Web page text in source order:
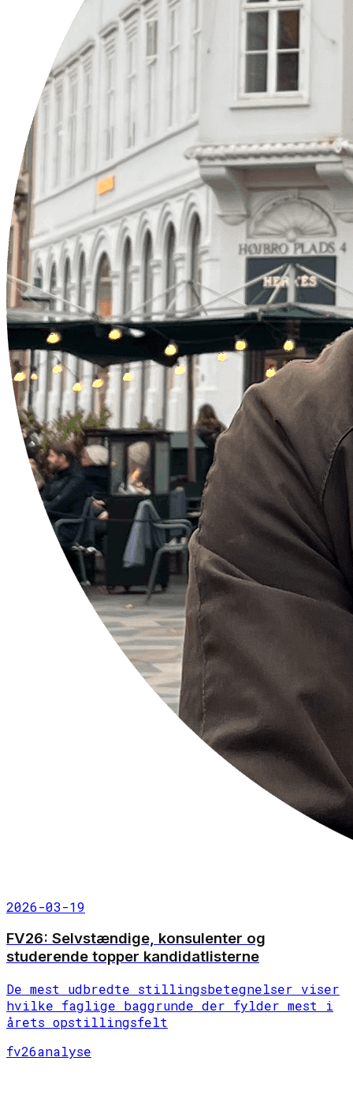
2026-03-19
FV26: Selvstændige, konsulenter og
studerende topper kandidatlisterne
De mest udbredte stillingsbetegnelser viser
hvilke faglige baggrunde der fylder mest i
årets opstillingsfelt
fv26analyse